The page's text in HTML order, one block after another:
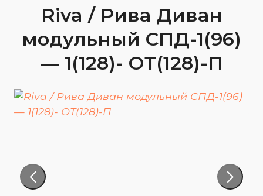
Riva / Рива Диван
модульный СПД-1(96)
— 1(128)- ОТ(128)-П